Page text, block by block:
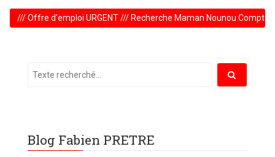
/// Offre d'emploi URGENT /// Recherche Maman Nounou
Blog Fabien PRETRE